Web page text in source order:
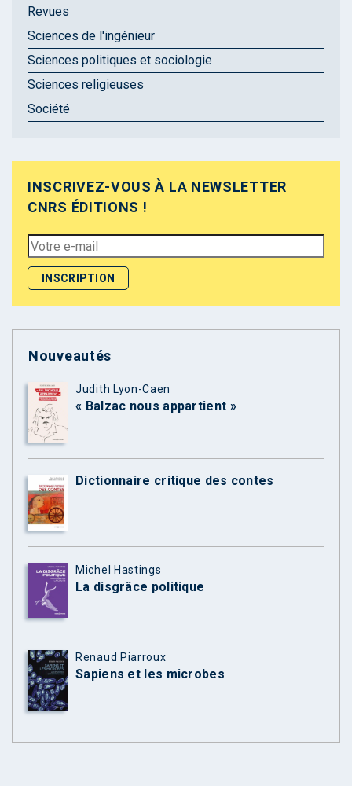
Revues
Sciences de l'ingénieur
Sciences politiques et sociologie
Sciences religieuses
Société
INSCRIVEZ-VOUS À LA NEWSLETTER
CNRS ÉDITIONS !
Nouveautés
Judith Lyon-Caen
« Balzac nous appartient »
Dictionnaire critique des contes
Michel Hastings
La disgrâce politique
Renaud Piarroux
Sapiens et les microbes